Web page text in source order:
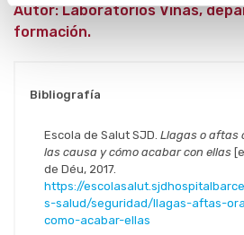
Autor: Laboratorios Viñas,
formación.
Bibliografía
Escola de Salut SJD. Llagas o aftas
las causa y cómo acabar con ellas
de Déu, 2017.
https://
s-salud/seguridad/llagas-aftas-
como-acabar-ellas